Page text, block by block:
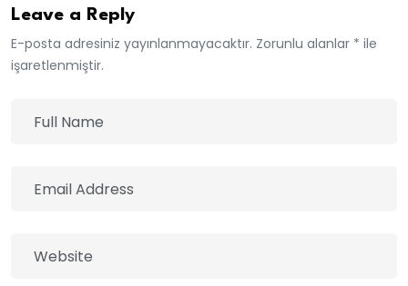
Leave a Reply
E-posta adresiniz yayınlanmayacaktır. Zorunlu alanlar * ile
işaretlenmiştir.